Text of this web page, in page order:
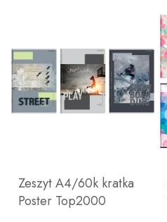
Zeszyt A4/60k kratka
Poster Top2000